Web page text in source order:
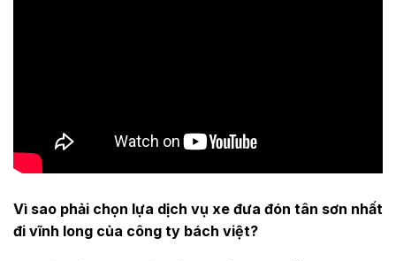
Vì sao phải chọn lựa dịch vụ xe đưa đón tân sơn nhất
đi vĩnh long của công ty bách việt?